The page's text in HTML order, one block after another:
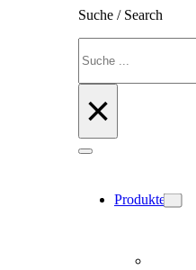
Suche / Search
×
Produkte